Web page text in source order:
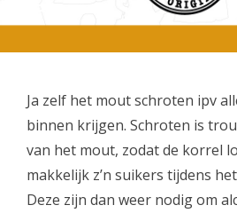
Ja zelf het mout schroten ipv
binnen krijgen. Schroten is
van het mout, zodat de korrel
makkelijk z’n suikers tijdens
Deze zijn dan weer nodig om